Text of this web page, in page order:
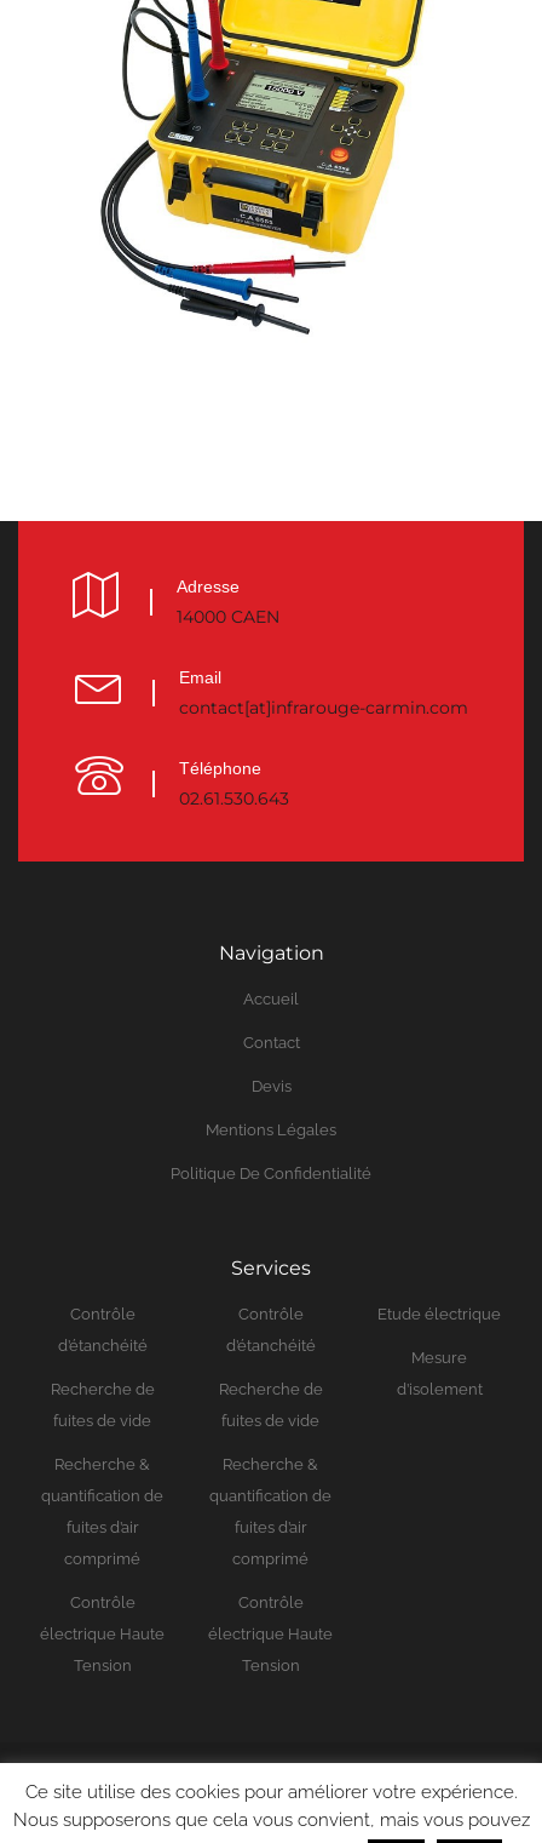
Adresse
14000 CAEN
Email
contact[at]infrarouge-carmin.com
Téléphone
02.61.530.643
Navigation
Accueil
Contact
Devis
Mentions Légales
Politique De Confidentialité
Services
Contrôle
d’étanchéité
Recherche de
fuites de vide
Recherche &
quantification de
fuites d’air
comprimé
Contrôle
électrique Haute
Tension
Contrôle
d’étanchéité
Recherche de
fuites de vide
Recherche &
quantification de
fuites d’air
comprimé
Contrôle
électrique Haute
Tension
Etude électrique
Mesure
d’isolement
© 2026 - Infrarouge Carmin
Ce site utilise des cookies pour améliorer votre expérience.
Nous supposerons que cela vous convient, mais vous pouvez